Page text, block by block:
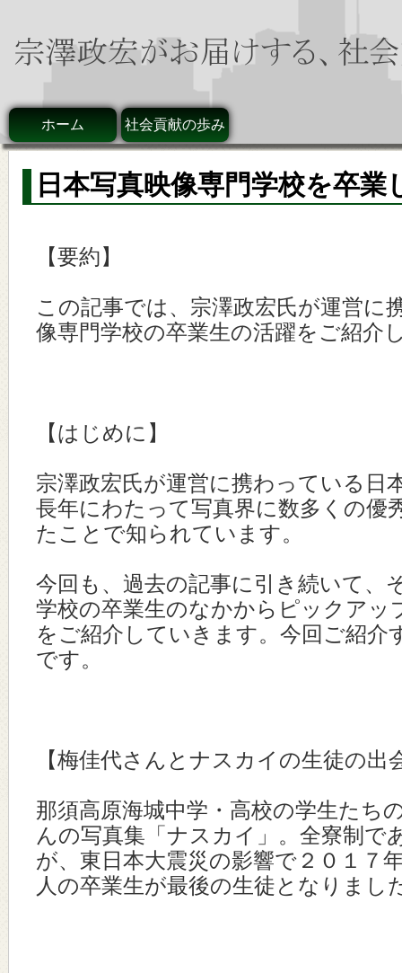
ホーム 社会貢献の歩み
日本写真映像専門学校を卒業
【要約】
この記事では、宗澤政宏氏が運営に
像専門学校の卒業生の活躍をご紹介
【はじめに】
宗澤政宏氏が運営に携わっている日
長年にわたって写真界に数多くの優
たことで知られています。
今回も、過去の記事に引き続いて、
学校の卒業生のなかからピックアッ
をご紹介していきます。今回ご紹介
です。
【梅佳代さんとナスカイの生徒の出
那須高原海城中学・高校の学生たち
んの写真集「ナスカイ」。全寮制で
が、東日本大震災の影響で２０１７
人の卒業生が最後の生徒となりまし